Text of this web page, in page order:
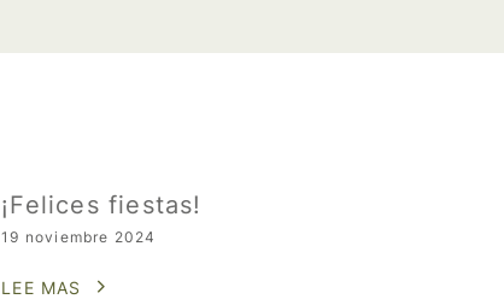
¡Felices fiestas!
19 noviembre 2024
LEE MAS